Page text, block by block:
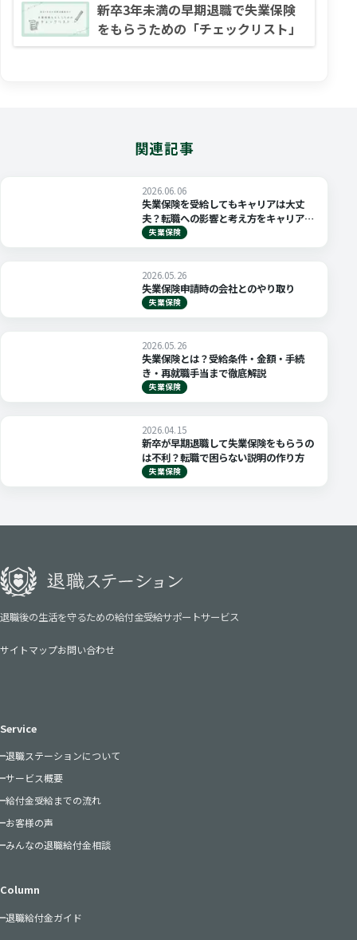
新卒3年未満の早期退職で失業保険
をもらうための「チェックリスト」
関連記事
2026.06.06
失業保険を受給してもキャリアは大丈
夫？転職への影響と考え方をキャリアコ
ンサルタントが解説
失業保険
2026.05.26
失業保険申請時の会社とのやり取り
失業保険
2026.05.26
失業保険とは？受給条件・金額・手続
き・再就職手当まで徹底解説
失業保険
2026.04.15
新卒が早期退職して失業保険をもらうの
は不利？転職で困らない説明の作り方
失業保険
退職後の生活を守るための給付金受給サポートサービス
サイトマップお問い合わせ
Service
退職ステーションについて
サービス概要
給付金受給までの流れ
お客様の声
みんなの退職給付金相談
Column
退職給付金ガイド